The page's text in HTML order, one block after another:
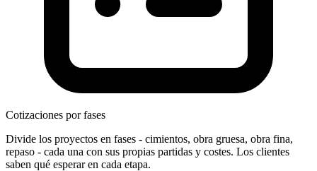
Cotizaciones por fases
Divide los proyectos en fases - cimientos, obra gruesa, obra fina,
repaso - cada una con sus propias partidas y costes. Los clientes
saben qué esperar en cada etapa.